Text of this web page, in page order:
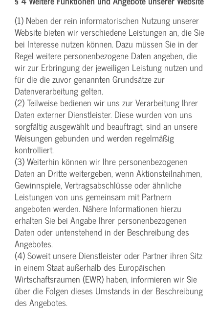
(1) Neben der rein informatorischen Nutzung unserer
Website bieten wir verschiedene Leistungen an, die Sie
bei Interesse nutzen können. Dazu müssen Sie in der
Regel weitere personenbezogene Daten angeben, die
wir zur Erbringung der jeweiligen Leistung nutzen und
für die die zuvor genannten Grundsätze zur
Datenverarbeitung gelten.
(2) Teilweise bedienen wir uns zur Verarbeitung Ihrer
Daten externer Dienstleister. Diese wurden von uns
sorgfältig ausgewählt und beauftragt, sind an unsere
Weisungen gebunden und werden regelmäßig
kontrolliert.
(3) Weiterhin können wir Ihre personenbezogenen
Daten an Dritte weitergeben, wenn Aktionsteilnahmen,
Gewinnspiele, Vertragsabschlüsse oder ähnliche
Leistungen von uns gemeinsam mit Partnern
angeboten werden. Nähere Informationen hierzu
erhalten Sie bei Angabe Ihrer personenbezogenen
Daten oder untenstehend in der Beschreibung des
Angebotes.
(4) Soweit unsere Dienstleister oder Partner ihren Sitz
in einem Staat außerhalb des Europäischen
Wirtschaftsraumen (EWR) haben, informieren wir Sie
über die Folgen dieses Umstands in der Beschreibung
des Angebotes.